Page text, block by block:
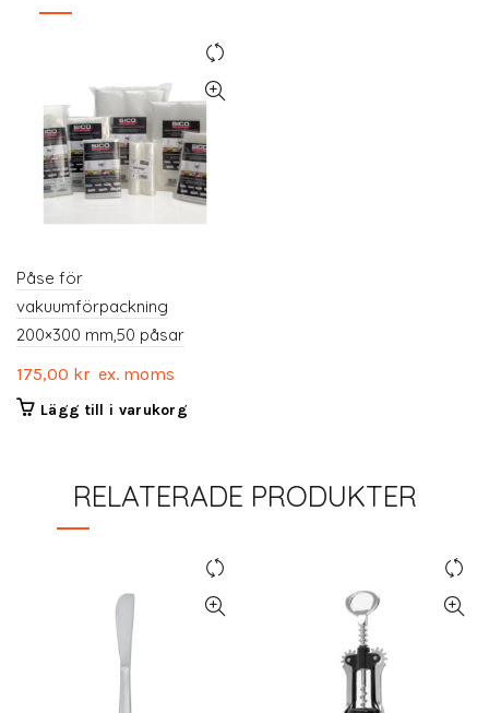
Påse för
vakuumförpackning
200×300 mm,50 påsar
175,00 kr ex. moms
Lägg till i varukorg
RELATERADE PRODUKTER